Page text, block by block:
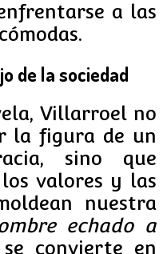
a las
de la sociedad
Villarroel no
la figura de un
sino que
valores y las
nuestra
echado a
convierte en